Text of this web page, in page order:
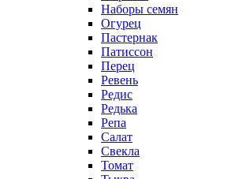
Наборы семян
Огурец
Пастернак
Патиссон
Перец
Ревень
Редис
Редька
Репа
Салат
Свекла
Томат